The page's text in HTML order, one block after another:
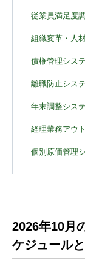
従業員満足度
組織変革・人
債権管理シス
離職防止シス
年末調整シス
経理業務アウ
個別原価管理
2026年10月
ケジュール